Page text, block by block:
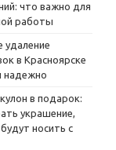
что важно для
работы
удаление
в Красноярске
надежно
в подарок:
украшение,
носить с